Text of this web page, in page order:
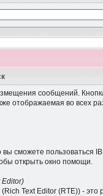
сообщений.
отображаемая во всех
сможете
открыть окно помощи.
Text Editor (RTE)) -